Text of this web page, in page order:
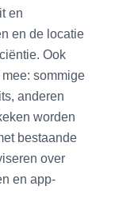
en
en de locatie
Ook
sommige
anderen
worden
bestaande
over
en app-